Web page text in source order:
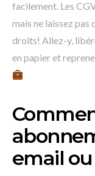
facilement. Les
mais ne laissez pas
droits! Allez-y,
en papier et
email